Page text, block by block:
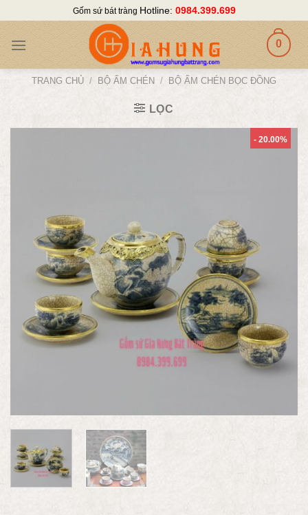
content
Gốm sứ bát tràng Hotline: 0984.399.699
0
TRANG CHỦ / BỘ ẤM CHÉN / BỘ ẤM CHÉN BỌC ĐỒNG
LỌC
- 20.00%